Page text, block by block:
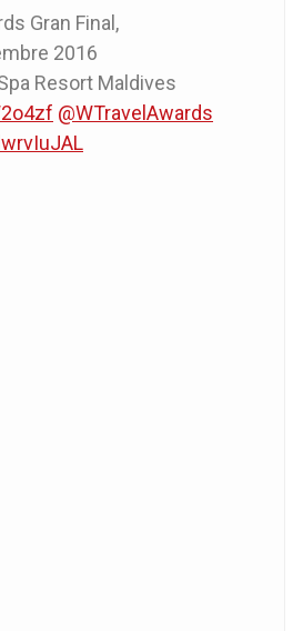
Gran Final,
2016
Resort Maldives
@WTravelAwards